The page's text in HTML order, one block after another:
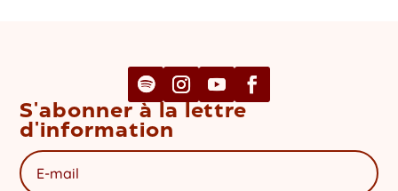
S'abonner à la lettre
d'information